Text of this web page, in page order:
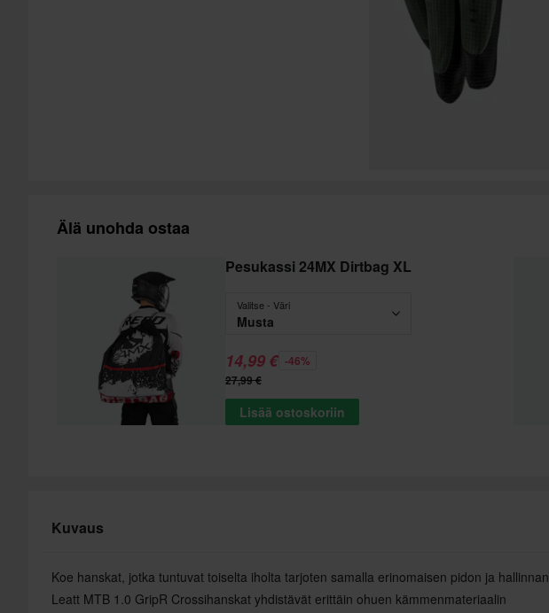
Älä unohda ostaa
Pesukassi 24MX Dirtbag XL
Valitse - Väri
Musta
14,99 € -46%
27,99 €
Lisää ostoskoriin
Kuvaus
Koe hanskat, jotka tuntuvat toiselta iholta tarjoten samalla erinomaisen pidon ja hallinnan.
Leatt MTB 1.0 GripR Crossihanskat yhdistävät erittäin ohuen kämmenmateriaalin